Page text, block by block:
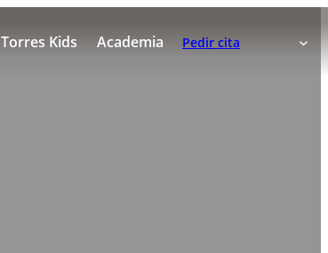
Torres Kids Academia Pedir cita